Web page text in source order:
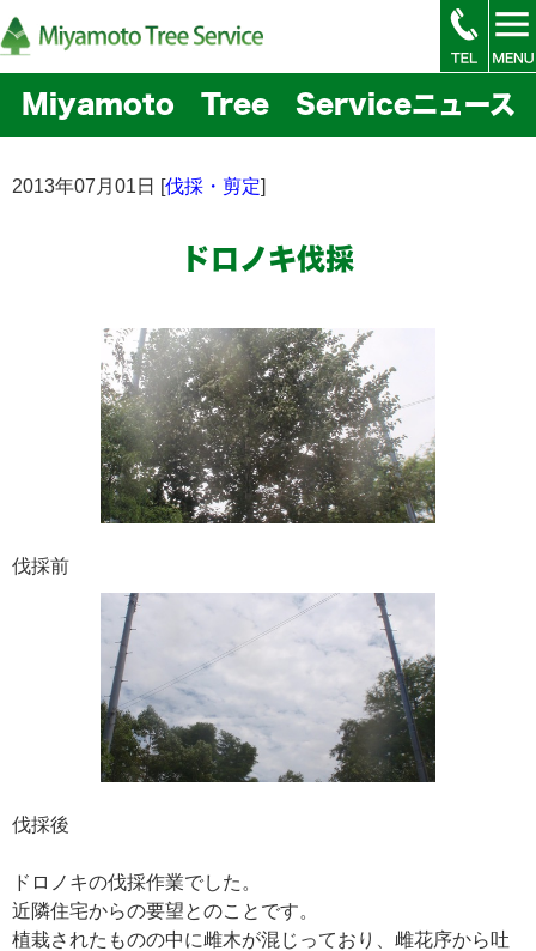
Miyamoto Tree Serviceニュース
2013年07月01日 [伐採・剪定]
ドロノキ伐採
伐採前
伐採後
ドロノキの伐採作業でした。
近隣住宅からの要望とのことです。
植栽されたものの中に雌木が混じっており、雌花序から吐